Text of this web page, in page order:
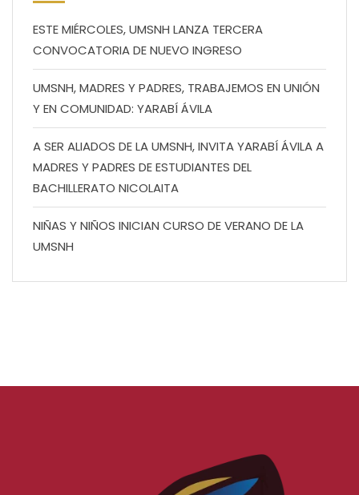
ESTE MIÉRCOLES, UMSNH LANZA TERCERA
CONVOCATORIA DE NUEVO INGRESO
UMSNH, MADRES Y PADRES, TRABAJEMOS EN UNIÓN
Y EN COMUNIDAD: YARABÍ ÁVILA
A SER ALIADOS DE LA UMSNH, INVITA YARABÍ ÁVILA A
MADRES Y PADRES DE ESTUDIANTES DEL
BACHILLERATO NICOLAITA
NIÑAS Y NIÑOS INICIAN CURSO DE VERANO DE LA
UMSNH